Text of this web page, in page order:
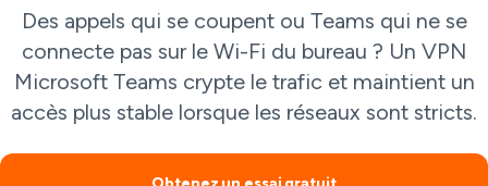
Des appels qui se coupent ou Teams qui ne se
connecte pas sur le Wi-Fi du bureau ? Un VPN
Microsoft Teams crypte le trafic et maintient un
accès plus stable lorsque les réseaux sont stricts.